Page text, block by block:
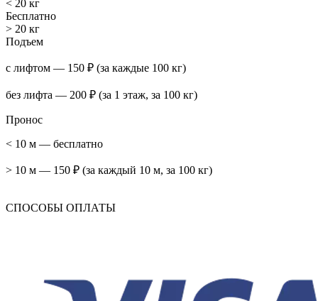
< 20 кг
Бесплатно
> 20 кг
Подъем
с лифтом — 150 ₽ (за каждые 100 кг)
без лифта — 200 ₽ (за 1 этаж, за 100 кг)
Пронос
< 10 м — бесплатно
> 10 м — 150 ₽ (за каждый 10 м, за 100 кг)
СПОСОБЫ ОПЛАТЫ